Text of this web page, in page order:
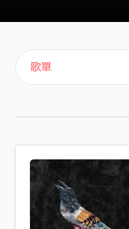
主頁
歌單
喜歡
關於